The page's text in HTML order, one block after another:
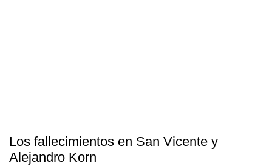
Los fallecimientos en San Vicente y
Alejandro Korn